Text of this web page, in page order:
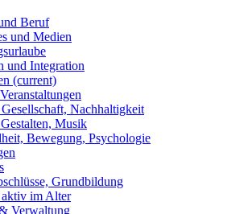
Beruf
und Medien
und Integration
(current)
Nachhaltigkeit
Musik
Bewegung, Psychologie
Grundbildung
im Alter
Verwaltung